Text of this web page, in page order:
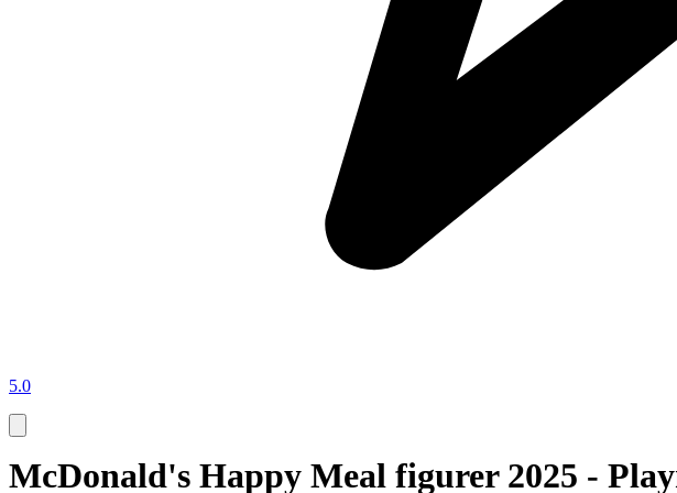
5.0
McDonald's Happy Meal figurer 2025 -